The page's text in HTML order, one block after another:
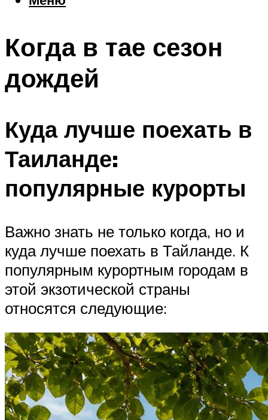
Шоппинг
Что посетить
Когда в тае сезон
дождей
Куда лучше поехать в
Таиланде:
популярные курорты
Важно знать не только когда, но и
куда лучше поехать в Тайланде. К
популярным курортным городам в
этой экзотической страны
относятся следующие: